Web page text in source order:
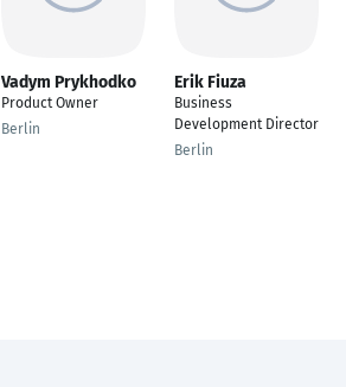
Vadym Prykhodko
Product Owner
Berlin
Erik Fiuza
Business
Development Director
Berlin